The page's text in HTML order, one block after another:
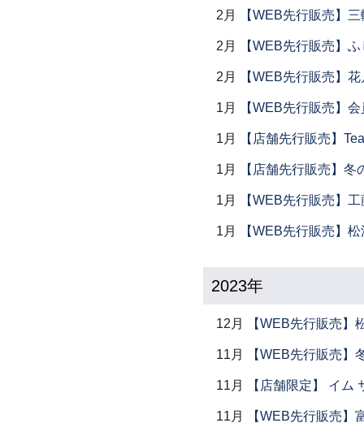
2月 【WEB先行販売】
2月 【WEB先行販売】
2月 【WEB先行販売】
1月 【WEB先行販売】
1月 【店舗先行販売】
1月 【店舗先行販売】冬
1月 【WEB先行販売】
1月 【WEB先行販売】
2023年
12月 【WEB先行販売】
11月 【WEB先行販売】
11月 【店舗限定】 イ
11月 【WEB先行販売】